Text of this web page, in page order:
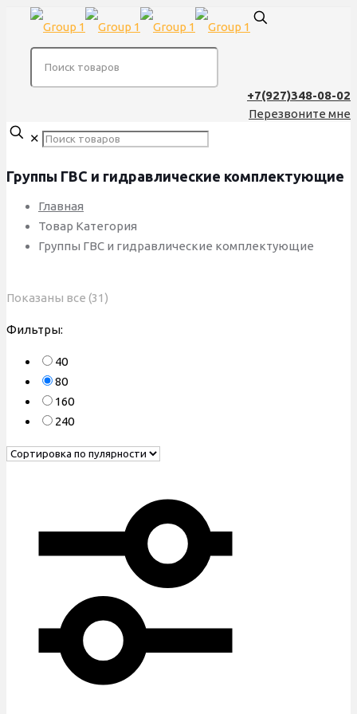
+7(927)348-08-02
Перезвоните мне
✕
Группы ГВС и гидравлические комплектующие
Главная
Товар Категория
Группы ГВС и гидравлические комплектующие
Показаны все (31)
Фильтры:
40
80
160
240